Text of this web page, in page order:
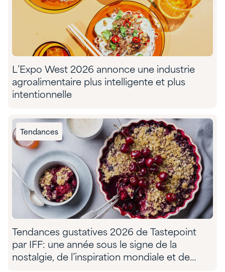
L’Expo West 2026 annonce une industrie
agroalimentaire plus intelligente et plus
intentionnelle
Tendances
Tendances gustatives 2026 de Tastepoint
par IFF: une année sous le signe de la
nostalgie, de l’inspiration mondiale et de